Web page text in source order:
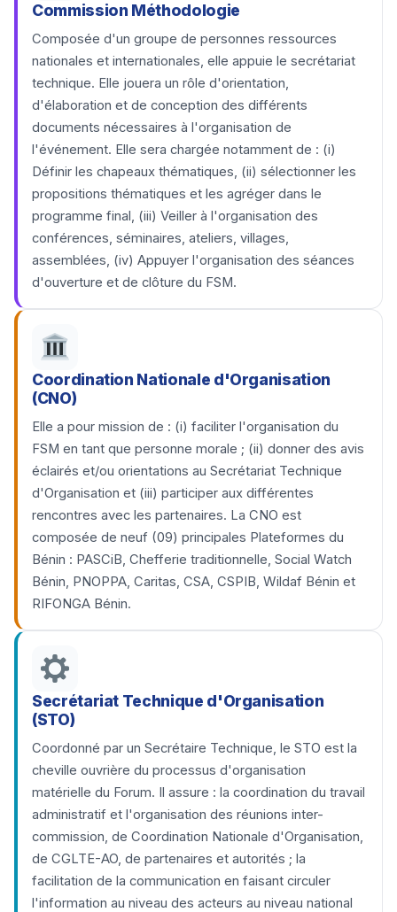
Commission Méthodologie
Composée d'un groupe de personnes ressources
nationales et internationales, elle appuie le secrétariat
technique. Elle jouera un rôle d'orientation,
d'élaboration et de conception des différents
documents nécessaires à l'organisation de
l'événement. Elle sera chargée notamment de : (i)
Définir les chapeaux thématiques, (ii) sélectionner les
propositions thématiques et les agréger dans le
programme final, (iii) Veiller à l'organisation des
conférences, séminaires, ateliers, villages,
assemblées, (iv) Appuyer l'organisation des séances
d'ouverture et de clôture du FSM.
Coordination Nationale d'Organisation
(CNO)
Elle a pour mission de : (i) faciliter l'organisation du
FSM en tant que personne morale ; (ii) donner des avis
éclairés et/ou orientations au Secrétariat Technique
d'Organisation et (iii) participer aux différentes
rencontres avec les partenaires. La CNO est
composée de neuf (09) principales Plateformes du
Bénin : PASCiB, Chefferie traditionnelle, Social Watch
Bénin, PNOPPA, Caritas, CSA, CSPIB, Wildaf Bénin et
RIFONGA Bénin.
Secrétariat Technique d'Organisation
(STO)
Coordonné par un Secrétaire Technique, le STO est la
cheville ouvrière du processus d'organisation
matérielle du Forum. Il assure : la coordination du travail
administratif et l'organisation des réunions inter-
commission, de Coordination Nationale d'Organisation,
de CGLTE-AO, de partenaires et autorités ; la
facilitation de la communication en faisant circuler
l'information au niveau des acteurs au niveau national